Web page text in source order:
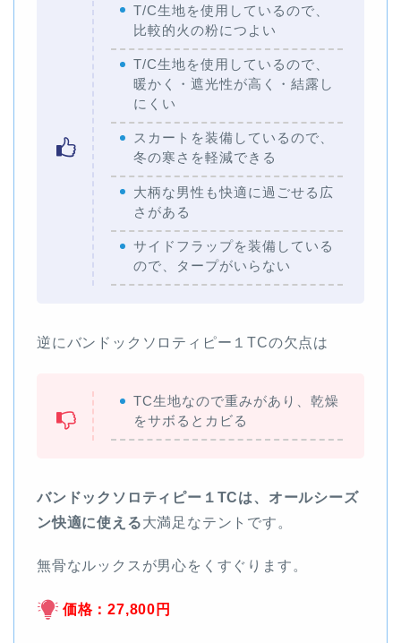
T/C生地を使用しているので、
比較的火の粉につよい
T/C生地を使用しているので、
暖かく・遮光性が高く・結露し
にくい
スカートを装備しているので、
冬の寒さを軽減できる
大柄な男性も快適に過ごせる広
さがある
サイドフラップを装備している
ので、タープがいらない
逆にバンドックソロティピー１TCの欠点は
TC生地なので重みがあり、乾燥
をサボるとカビる
バンドックソロティピー１TCは、オールシーズ
ン快適に使える大満足なテントです。
無骨なルックスが男心をくすぐります。
価格：27,800円